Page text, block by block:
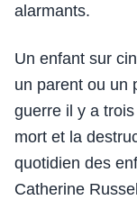
alarmants.
Un enfant sur
un parent ou un
guerre il y a
mort et la
quotidien des
Catherine